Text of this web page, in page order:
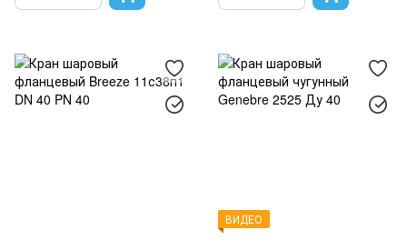
ВИДЕО